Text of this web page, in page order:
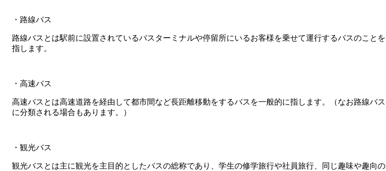
・路線バス
路線バスとは駅前に設置されているバスターミナルや停留所にいるお客様を乗せて運行するバスのことを
指します。
・高速バス
高速バスとは高速道路を経由して都市間など長距離移動をするバスを一般的に指します。（なお路線バス
に分類される場合もあります。）
・観光バス
観光バスとは主に観光を主目的としたバスの総称であり、学生の修学旅行や社員旅行、同じ趣味や趣向の